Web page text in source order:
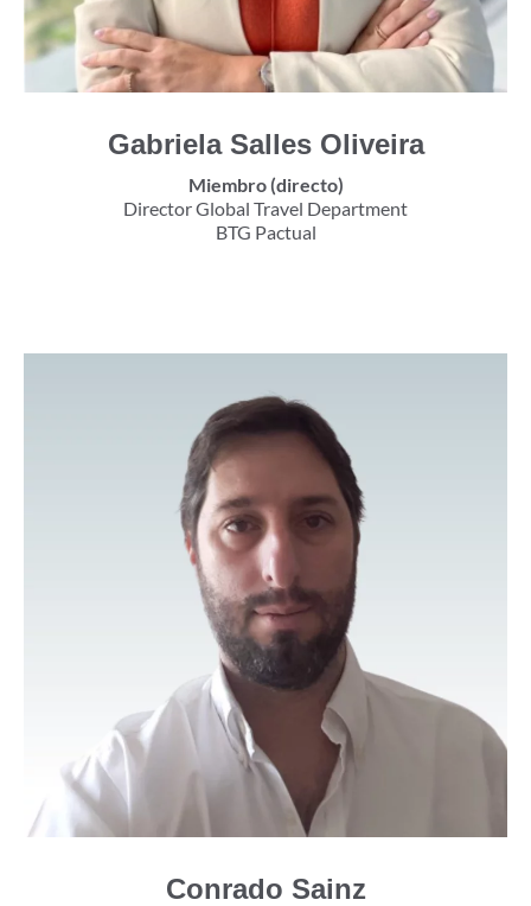
Gabriela Salles Oliveira
Miembro (directo)
Director Global Travel Department
BTG Pactual
Conrado Sainz